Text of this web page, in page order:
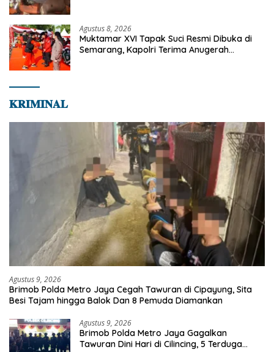
Agustus 8, 2026
Muktamar XVI Tapak Suci Resmi Dibuka di
Semarang, Kapolri Terima Anugerah
𝐊𝐑𝐈𝐌𝐈𝐍𝐀𝐋
Agustus 9, 2026
Brimob Polda Metro Jaya Cegah Tawuran di Cipayung, Sita
Besi Tajam hingga Balok Dan 8 Pemuda Diamankan
Agustus 9, 2026
Brimob Polda Metro Jaya Gagalkan
Tawuran Dini Hari di Cilincing, 5 Terduga